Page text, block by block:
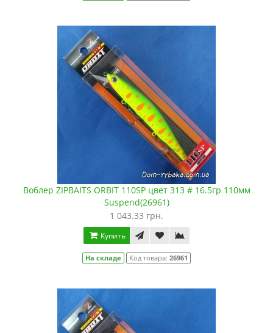
Воблер ZIPBAITS ORBIT 110SP цвет 313 # 16.5гр 110мм
Suspend(26961)
1 043.33 грн.
Купить
На складе Код товара: 26961